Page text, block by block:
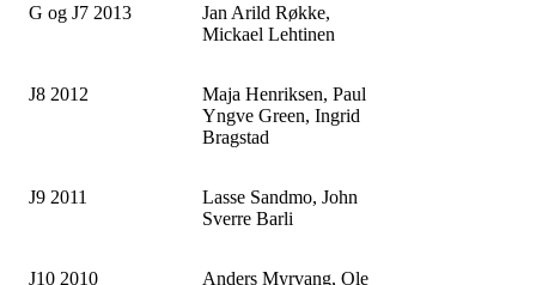
G og J7 2013
Jan Arild Røkke,
Mickael Lehtinen
J8 2012
Maja Henriksen, Paul
Yngve Green, Ingrid
Bragstad
J9 2011
Lasse Sandmo, John
Sverre Barli
J10 2010 Anders Myrvang, Ole